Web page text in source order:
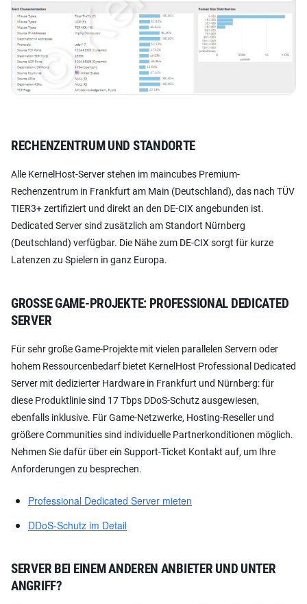
RECHENZENTRUM UND STANDORTE
Alle KernelHost-Server stehen im maincubes Premium-
Rechenzentrum in Frankfurt am Main (Deutschland), das nach TÜV
TIER3+ zertifiziert und direkt an den DE-CIX angebunden ist.
Dedicated Server sind zusätzlich am Standort Nürnberg
(Deutschland) verfügbar. Die Nähe zum DE-CIX sorgt für kurze
Latenzen zu Spielern in ganz Europa.
GROSSE GAME-PROJEKTE: PROFESSIONAL DEDICATED S
ERVER
Für sehr große Game-Projekte mit vielen parallelen Servern oder
hohem Ressourcenbedarf bietet KernelHost Professional Dedicated
Server mit dedizierter Hardware in Frankfurt und Nürnberg: für
diese Produktlinie sind 17 Tbps DDoS-Schutz ausgewiesen,
ebenfalls inklusive. Für Game-Netzwerke, Hosting-Reseller und
größere Communities sind individuelle Partnerkonditionen möglich.
Nehmen Sie dafür über ein Support-Ticket Kontakt auf, um Ihre
Anforderungen zu besprechen.
Professional Dedicated Server mieten
DDoS-Schutz im Detail
SERVER BEI EINEM ANDEREN ANBIETER UND UNTER
ANGRIFF?